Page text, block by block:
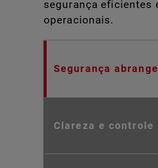
segurança eficientes
operacionais.
Segurança
Clareza e controle